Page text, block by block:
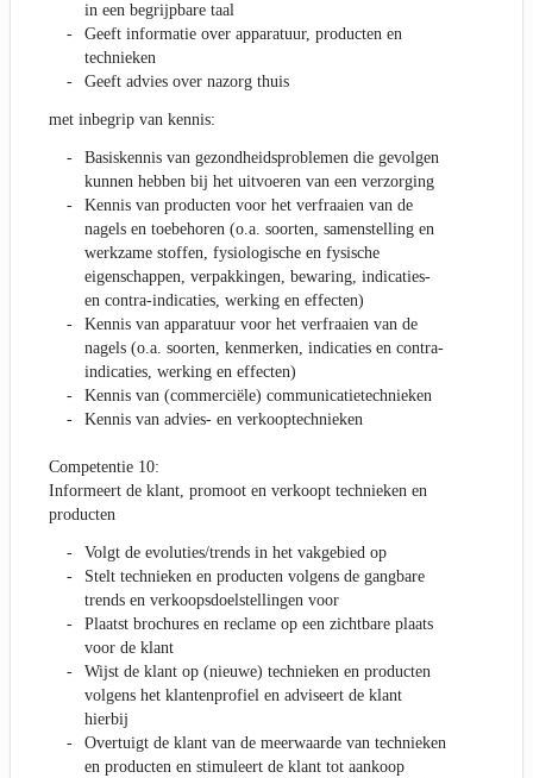
in een begrijpbare taal
Geeft informatie over apparatuur, producten en
technieken
Geeft advies over nazorg thuis
met inbegrip van kennis:
Basiskennis van gezondheidsproblemen die gevolgen
kunnen hebben bij het uitvoeren van een verzorging
Kennis van producten voor het verfraaien van de
nagels en toebehoren (o.a. soorten, samenstelling en
werkzame stoffen, fysiologische en fysische
eigenschappen, verpakkingen, bewaring, indicaties-
en contra-indicaties, werking en effecten)
Kennis van apparatuur voor het verfraaien van de
nagels (o.a. soorten, kenmerken, indicaties en contra-
indicaties, werking en effecten)
Kennis van (commerciële) communicatietechnieken
Kennis van advies- en verkooptechnieken
Competentie 10:
Informeert de klant, promoot en verkoopt technieken en
producten
Volgt de evoluties/trends in het vakgebied op
Stelt technieken en producten volgens de gangbare
trends en verkoopsdoelstellingen voor
Plaatst brochures en reclame op een zichtbare plaats
voor de klant
Wijst de klant op (nieuwe) technieken en producten
volgens het klantenprofiel en adviseert de klant
hierbij
Overtuigt de klant van de meerwaarde van technieken
en producten en stimuleert de klant tot aankoop